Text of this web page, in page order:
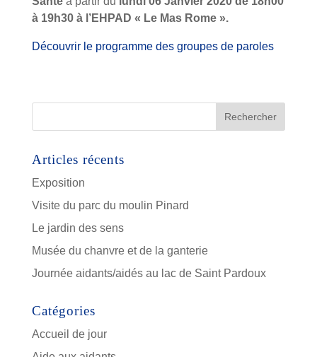
à 19h30 à l’EHPAD « Le Mas Rome ».
Découvrir le programme des groupes de paroles
Articles récents
Exposition
Visite du parc du moulin Pinard
Le jardin des sens
Musée du chanvre et de la ganterie
Journée aidants/aidés au lac de Saint Pardoux
Catégories
Accueil de jour